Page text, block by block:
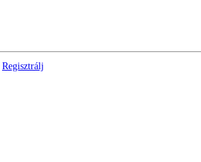
Regisztrálj